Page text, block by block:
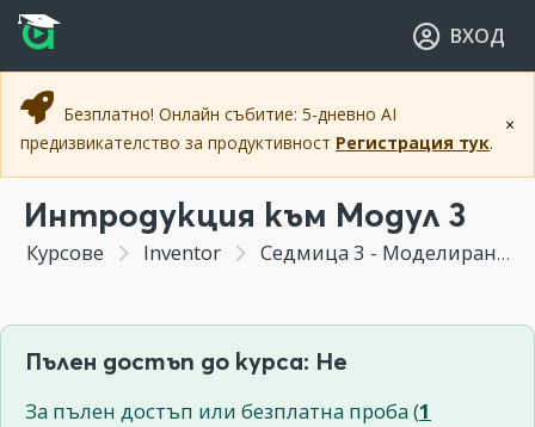
Прескочи към основното съдържание
Прескочи към навигацията
ВХОД
×
Безплатно! Онлайн събитие: 5-дневно AI
предизвикателство за продуктивност Регистрация тук.
Интродукция към Модул 3
Курсове Inventor Седмица 3 - Моделиране на тримерни тела
Пълен достъп до курса: Не
За пълен достъп или безплатна проба (1